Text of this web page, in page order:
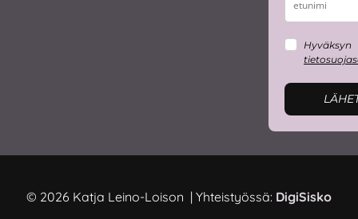
Hyväksyn
© 2026 Katja Leino-Loison | Yhteistyössä: DigiSisko